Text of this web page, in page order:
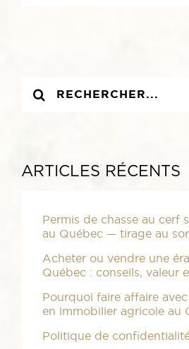
sur
ARTICLES RÉCENTS
Permis de chasse au cerf
au Québec — tirage au
Acheter ou vendre une
Québec : conseils, valeur
Pourquoi faire affaire
en immobilier agricole au
Politique de